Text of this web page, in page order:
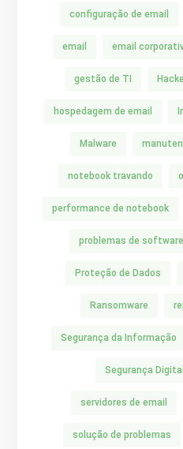
configuração de email
email email
gestão de TI
hospedagem de email
Malware
notebook travando
performance de notebook
problemas de software
Proteção de Dados
Ransomware
Segurança da Informação
Segurança Digital
servidores de email
solução de problemas